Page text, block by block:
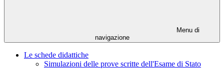
Menu di
navigazione
Le schede didattiche
Simulazioni delle prove scritte dell'Esame di Stato